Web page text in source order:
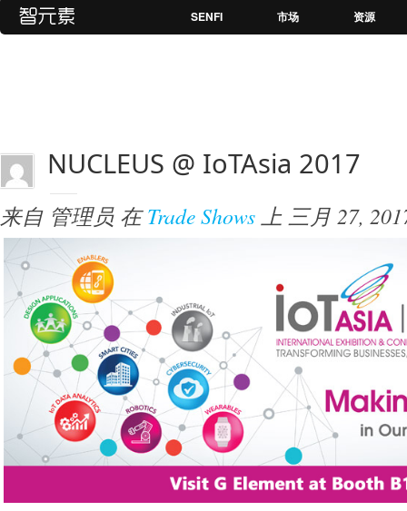
SENFI 市场 资源
NUCLEUS @ IoTAsia 2017
来自 管理员 在 Trade Shows 上 三月 27,